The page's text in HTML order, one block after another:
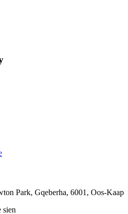
Park, Gqeberha, 6001, Oos-Kaap